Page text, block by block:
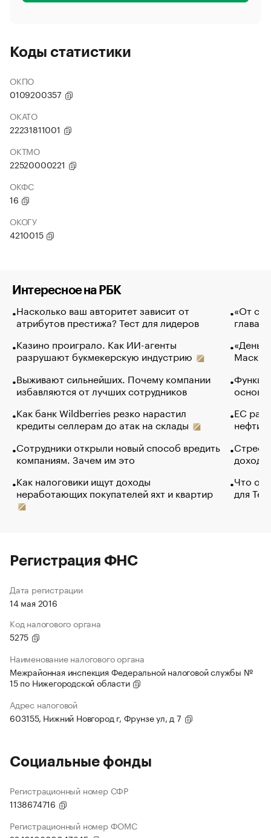
Коды статистики
ОКПО
0109200357
ОКАТО
22231811001
ОКТМО
22520000221
ОКФС
16
ОКОГУ
4210015
Интересное на РБК
Насколько ваш авторитет зависит от
атрибутов престижа? Тест для лидеров
Казино проиграло. Как ИИ-агенты
разрушают букмекерскую индустрию
Выживают сильнейших. Почему компании
избавляются от лучших сотрудников
Как банк Wildberries резко нарастил
кредиты селлерам до атак на склады
Сотрудники открыли новый способ вредить
компаниям. Зачем им это
Как налоговики ищут доходы
неработающих покупателей яхт и квартир
«От
глава
Маск в
основ
ЕС
нефти
Что
для
Регистрация ФНС
Дата регистрации
14 мая 2016
Код налогового органа
5275
Наименование налогового органа
Межрайонная инспекция Федеральной налоговой службы №
15 по Нижегородской области
Адрес налоговой
603155, Нижний Новгород г, Фрунзе ул, д 7
Социальные фонды
Регистрационный номер СФР
1138674716
Регистрационный номер ФОМС